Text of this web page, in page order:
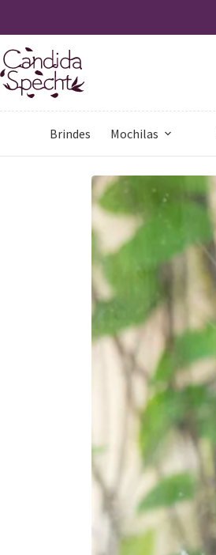
Apenas 2 em estoque
Brindes Mochilas